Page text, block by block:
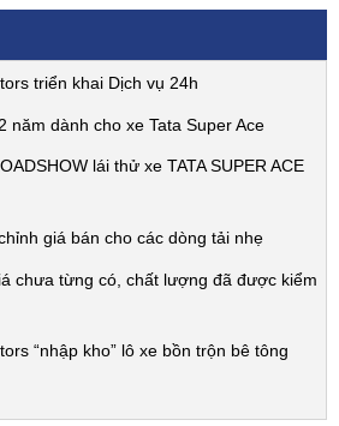
triển khai Dịch vụ 24h
năm dành cho xe Tata Super Ace
lái thử xe TATA SUPER ACE
giá bán cho các dòng tải nhẹ
chưa từng có, chất lượng đã được kiểm
“nhập kho” lô xe bồn trộn bê tông